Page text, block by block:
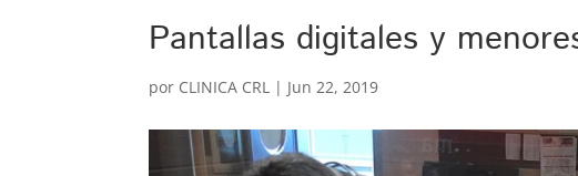
Pantallas digitales y
por CLINICA CRL | Jun 22, 2019